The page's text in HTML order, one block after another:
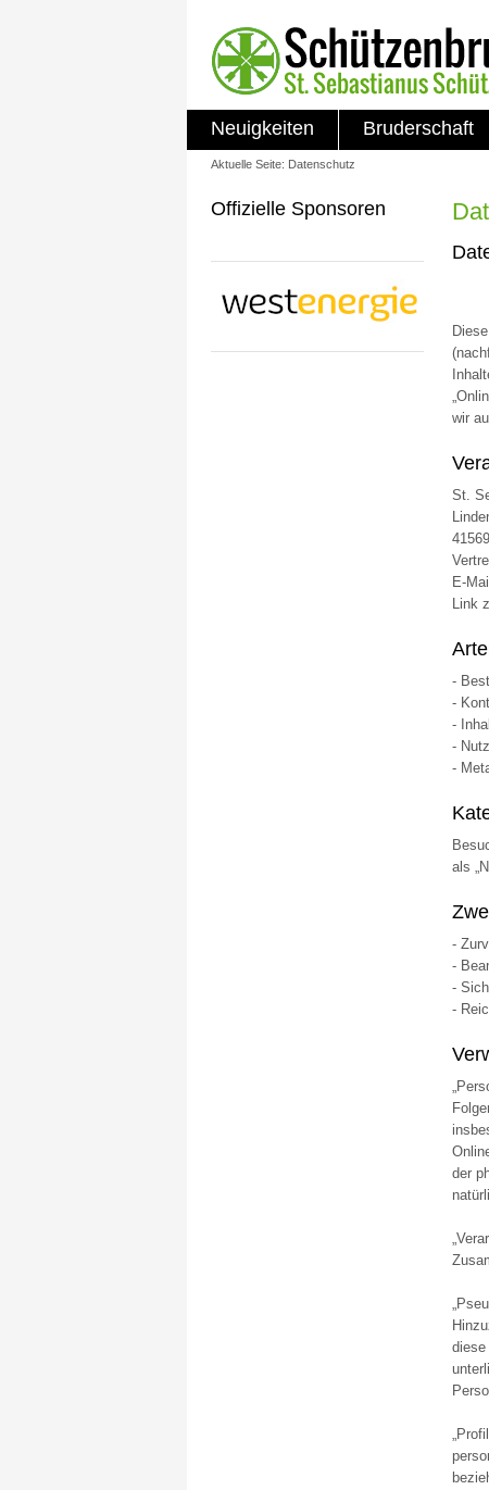
Neuigkeiten Bruderschaft
Aktuelle Seite: Datenschutz
Offizielle Sponsoren
wir
St.
E-
Link
-
-
-
-
-
als
-
-
-
-
der
diese